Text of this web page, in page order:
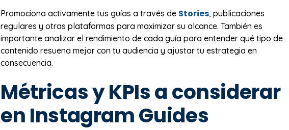
Promociona activamente tus guías a través de Stories, publicaciones
regulares y otras plataformas para maximizar su alcance. También es
importante analizar el rendimiento de cada guía para entender qué tipo de
contenido resuena mejor con tu audiencia y ajustar tu estrategia en
consecuencia.
Métricas y KPIs a considerar
en Instagram Guides